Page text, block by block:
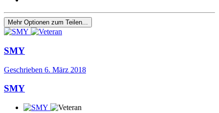
Mehr Optionen zum Teilen...
SMY
Geschrieben 6. März 2018
SMY